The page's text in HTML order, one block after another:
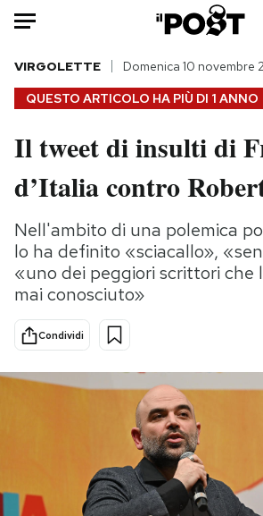
Auto
HOME
Italia
Politica
Tecnologia
Internet
Scienza
Cultura
Economia
Moda
Ok
Media
NEWSLETTER
QUESTO ARTICOLO HA PIÙ DI 1 ANNO
VIRGOLETTE Domenica 10 novembre
Il tweet di insulti di
d’Italia contro
Nell'ambito di una polemica
lo ha definito «sciacallo»,
«uno dei peggiori scrittori che
mai conosciuto»
Condividi